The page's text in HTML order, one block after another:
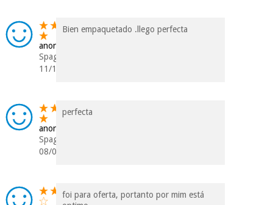
anonimo
Spagna
11/12/2020
Bien empaquetado .llego perfecta
anonimo
Spagna
08/06/2020
perfecta
foi para oferta, portanto por mim está